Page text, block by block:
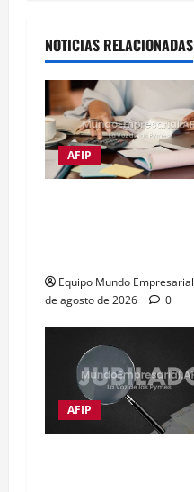
NOTICIAS RELACIONADAS
AFIP
Equipo Mundo Empresarial
de agosto de 2026
0
AFIP